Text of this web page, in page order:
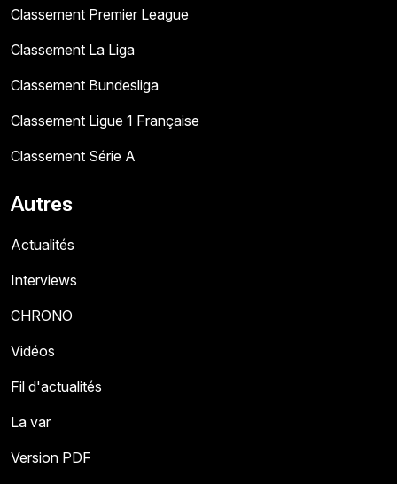
Classement Premier League
Classement La Liga
Classement Bundesliga
Classement Ligue 1 Française
Classement Série A
Autres
Actualités
Interviews
CHRONO
Vidéos
Fil d'actualités
La var
Version PDF